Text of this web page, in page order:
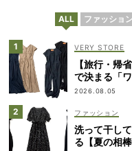
ALL ファッション
VERY STORE
【旅行・帰
で決まる「
2026.08.05
ファッション
洗って干し
る【夏の相